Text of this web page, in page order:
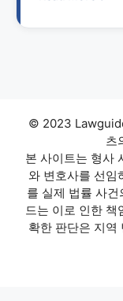
© 2023
츠
본 사이트는 형사
와 변호사를 선임
를 실제 법률 사
드는 이로 인한 책
확한 판단은 지역